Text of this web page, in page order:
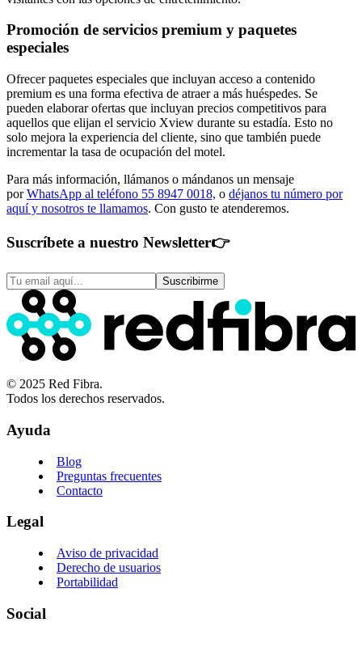
Promoción de servicios premium y paquetes
especiales
Ofrecer paquetes especiales que incluyan acceso a contenido
premium es una forma efectiva de atraer a más huéspedes. Se
pueden elaborar ofertas que incluyan precios competitivos para
aquellos que elijan el servicio Xview durante su estadía. Esto no
solo mejora la experiencia del cliente, sino que también puede
incrementar la tasa de ocupación del motel.
Para más información, llámanos o mándanos un mensaje
porWhatsApp al teléfono 55 8947 0018, o déjanos tu número por
aquí y nosotros te llamamos. Con gusto te atenderemos.
Suscríbete a nuestro Newsletter👉
Suscribirme
© 2025 Red Fibra.
Todos los derechos reservados.
Ayuda
Blog
Preguntas frecuentes
Contacto
Legal
Aviso de privacidad
Derecho de usuarios
Portabilidad
Social